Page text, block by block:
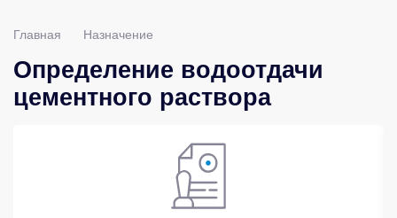
Главная Назначение
Определение водоотдачи
цементного раствора